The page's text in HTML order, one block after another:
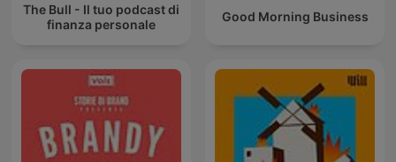
The Bull - Il tuo podcast di
finanza personale
Good Morning Business